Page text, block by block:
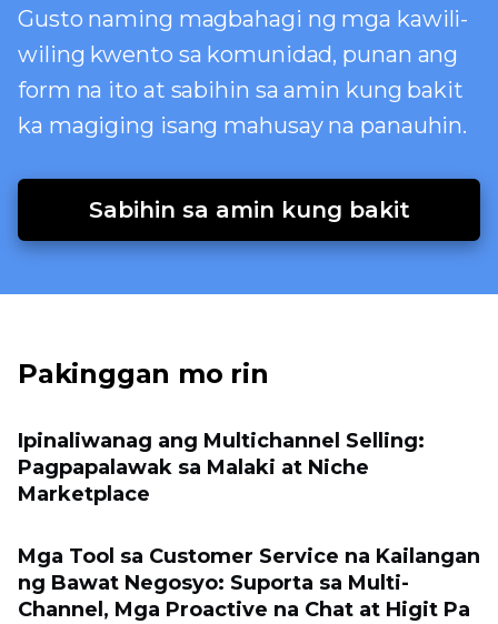
Gusto naming magbahagi ng mga kawili-
wiling kwento sa komunidad, punan ang
form na ito at sabihin sa amin kung bakit
ka magiging isang mahusay na panauhin.
Sabihin sa amin kung bakit
Pakinggan mo rin
Ipinaliwanag ang Multichannel Selling:
Pagpapalawak sa Malaki at Niche
Marketplace
Mga Tool sa Customer Service na Kailangan
ng Bawat Negosyo: Suporta sa Multi-
Channel, Mga Proactive na Chat at Higit Pa